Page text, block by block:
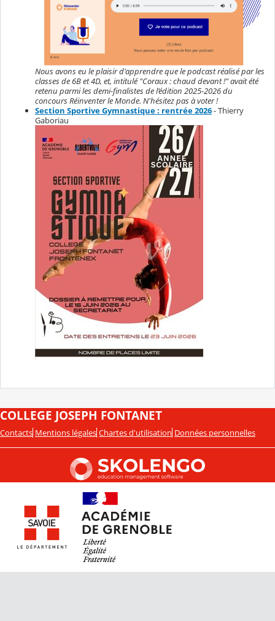
Nous avons eu le plaisir d'apprendre que le podcast réalisé par les
classes de 6B et 4D, et, intitulé "Coraux : chaud devant !" avait été
retenu parmi les demi-finalistes de l’édition 2025-2026 du
concours Réinventer le Monde. N'hésitez pas à voter !
Section Sportive Gymnastique : rentrée 2026- Thierry
Gaboriau
COLLEGE JOSEPH FONTANET
Contacts Mentions légales Chartes d'utilisation Données personnelles